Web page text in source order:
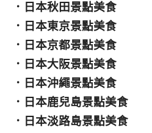
． 日本秋田景點美食
． 日本東京景點美食
． 日本京都景點美食
． 日本大阪景點美食
． 日本沖繩景點美食
． 日本鹿兒島景點美食
． 日本淡路島景點美食